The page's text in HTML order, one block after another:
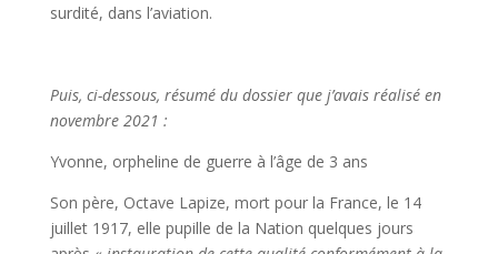
surdité, dans l’aviation.
Puis, ci-dessous, résumé du dossier que j’avais réalisé en
novembre 2021 :
Yvonne, orpheline de guerre à l’âge de 3 ans
Son père, Octave Lapize, mort pour la France, le 14
juillet 1917, elle pupille de la Nation quelques jours